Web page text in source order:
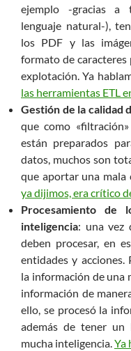
ejemplo -gracias a
lenguaje natural-),
los PDF y las
formato de caracteres
explotación. Ya
las herramientas ETL
Gestión de la calidad
que como
están preparados
datos, muchos son
que aportar una mala
ya dijimos, era crítico
Procesamiento de
inteligencia: una vez
deben procesar, en
entidades y
la información de una
información de
ello, se procesó la
además de tener un
mucha inteligencia.Ya